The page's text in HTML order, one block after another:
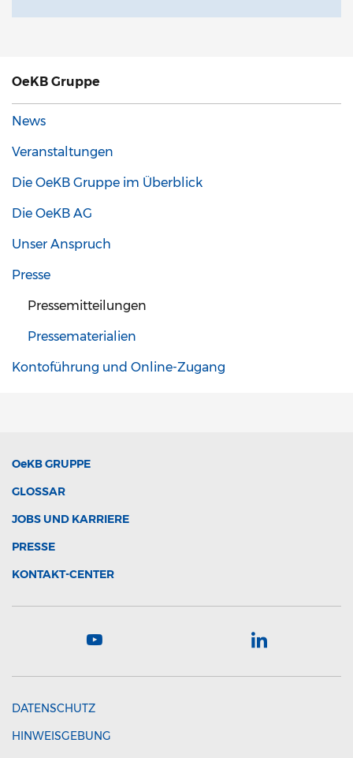
OeKB Gruppe
News
Veranstaltungen
Die OeKB Gruppe im Überblick
Die OeKB AG
Unser Anspruch
Presse
Pressemitteilungen
Pressematerialien
Kontoführung und Online-Zugang
OeKBGRUPPE
GLOSSAR
JOBS UND KARRIERE
PRESSE
KONTAKT-CENTER
DATENSCHUTZ
HINWEISGEBUNG